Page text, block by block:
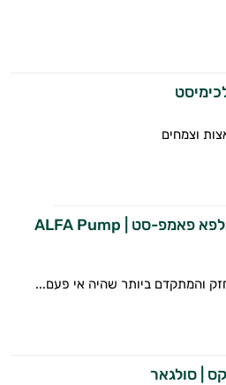
וצמחים
קדם אימון אלפא פאמפ-סט | ALFA Pump
והמתקדם ביותר שהיה אי פעם...